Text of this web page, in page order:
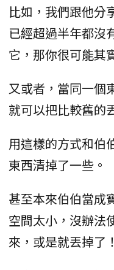
比如，我們跟他分
已經超過半年都沒
它，那你很可能其
又或者，當同一個
就可以把比較舊的
用這樣的方式和伯
東西清掉了一些。
甚至本來伯伯當成
空間太小，沒辦法
來，或是就丟掉了！